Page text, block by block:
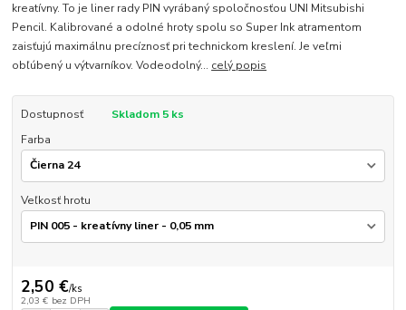
kreatívny. To je liner rady PIN vyrábaný spoločnosťou UNI Mitsubishi
Pencil. Kalibrované a odolné hroty spolu so Super Ink atramentom
zaisťujú maximálnu precíznosť pri technickom kreslení. Je veľmi
obľúbený u výtvarníkov. Vodeodolný... celý popis
Dostupnosť
Skladom 5 ks
Farba
Veľkosť hrotu
2,50 €/ks
2,03 € bez DPH